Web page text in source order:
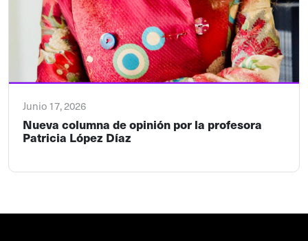
Junio 17, 2026
Nueva columna de opinión por la profesora
Patricia López Díaz